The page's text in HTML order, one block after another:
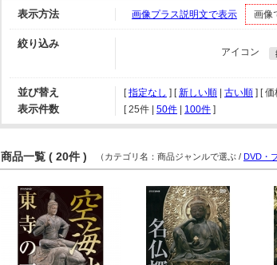
表示方法 画像プラス説明文で表示 画像
絞り込み
アイコン
並び替え [指定なし ] [新しい順 古い順 ] [ 価
表示件数 [ 25件 50件 100件 ]
商品一覧 ( 20件 ) （カテゴリ名：商品ジャンルで選ぶ / DVD・